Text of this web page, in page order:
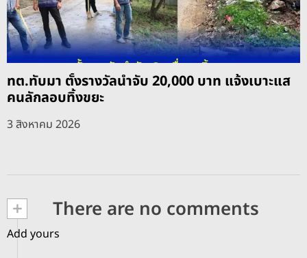
ทต.ทับมา ตั้งรางวัลนำจับ 20,000 บาท แจ้งเบาะแส
คนลักลอบทิ้งขยะ
3 สิงหาคม 2026
+ There are no comments
Add yours